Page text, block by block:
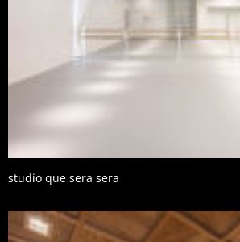
studio que sera sera